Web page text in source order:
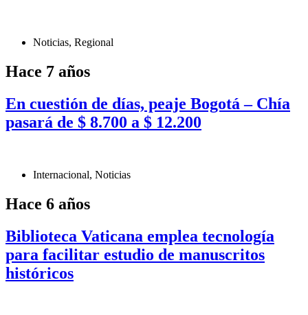
Noticias, Regional
Hace 7 años
En cuestión de días, peaje Bogotá – Chía
pasará de $ 8.700 a $ 12.200
Internacional, Noticias
Hace 6 años
Biblioteca Vaticana emplea tecnología
para facilitar estudio de manuscritos
históricos